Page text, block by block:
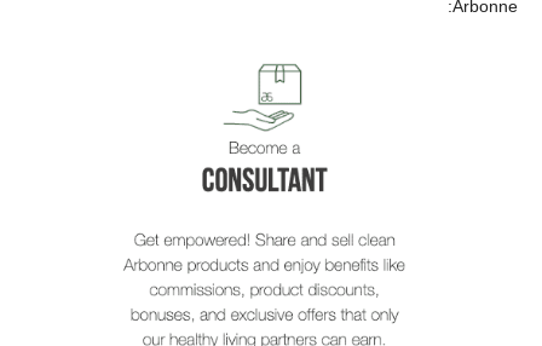
Arbonne: